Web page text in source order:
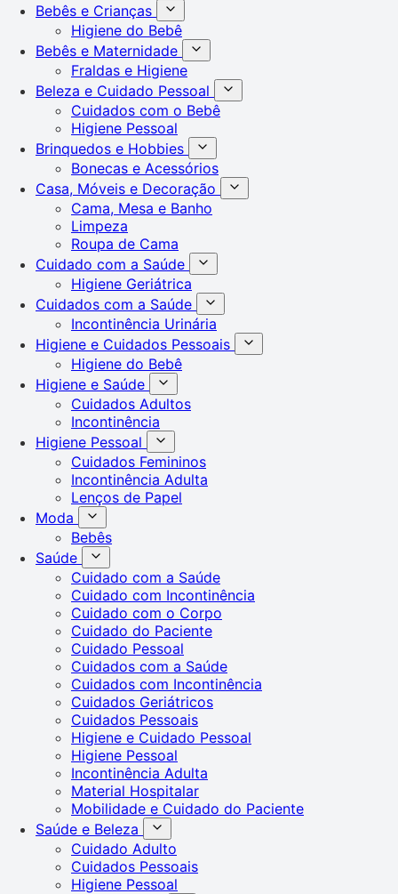
Bebês e Crianças
Higiene do Bebê
Bebês e Maternidade
Fraldas e Higiene
Beleza e Cuidado Pessoal
Cuidados com o Bebê
Higiene Pessoal
Brinquedos e Hobbies
Bonecas e Acessórios
Casa, Móveis e Decoração
Cama, Mesa e Banho
Limpeza
Roupa de Cama
Cuidado com a Saúde
Higiene Geriátrica
Cuidados com a Saúde
Incontinência Urinária
Higiene e Cuidados Pessoais
Higiene do Bebê
Higiene e Saúde
Cuidados Adultos
Incontinência
Higiene Pessoal
Cuidados Femininos
Incontinência Adulta
Lenços de Papel
Moda
Bebês
Saúde
Cuidado com a Saúde
Cuidado com Incontinência
Cuidado com o Corpo
Cuidado do Paciente
Cuidado Pessoal
Cuidados com a Saúde
Cuidados com Incontinência
Cuidados Geriátricos
Cuidados Pessoais
Higiene e Cuidado Pessoal
Higiene Pessoal
Incontinência Adulta
Material Hospitalar
Mobilidade e Cuidado do Paciente
Saúde e Beleza
Cuidado Adulto
Cuidados Pessoais
Higiene Pessoal